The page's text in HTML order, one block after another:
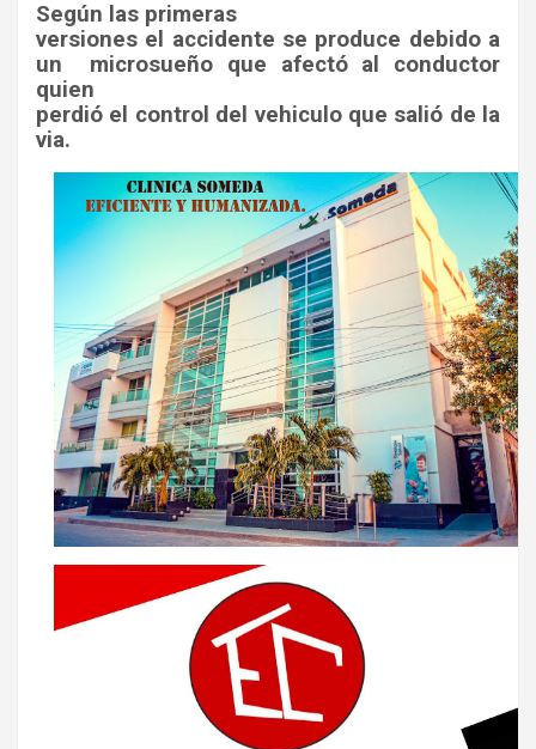
Según las primeras
versiones el accidente se produce debido a
un
microsueño que afectó al conductor
quien
perdió el control del vehiculo que salió de la
via.